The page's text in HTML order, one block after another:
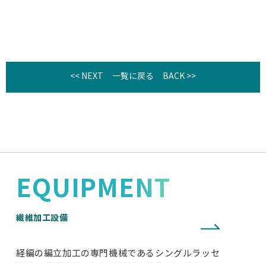
<< NEXT 一覧に戻る BACK >>
EQUIPMENT
繊維加工設備
経編の編立加工の専門機械であるシングルラッセ